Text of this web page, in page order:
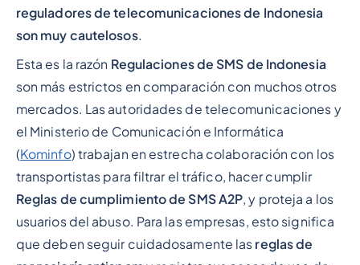
reguladores de telecomunicaciones de Indonesia
son muy cautelosos.
Esta es la razón Regulaciones de SMS de Indonesia
son más estrictos en comparación con muchos otros
mercados. Las autoridades de telecomunicaciones y
el Ministerio de Comunicación e Informática
(Kominfo) trabajan en estrecha colaboración con los
transportistas para filtrar el tráfico, hacer cumplir
Reglas de cumplimiento de SMS A2P, y proteja a los
usuarios del abuso. Para las empresas, esto significa
que deben seguir cuidadosamente las reglas de